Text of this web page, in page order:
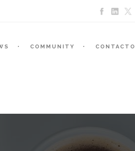
COMMUNITY CONTACTO